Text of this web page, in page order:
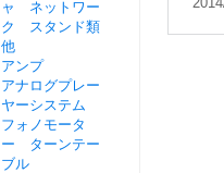
ャ ネットワー
ク スタンド類
他
アンプ
アナログプレー
ヤーシステム
フォノモータ
ー ターンテー
ブル